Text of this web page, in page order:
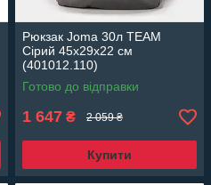
Рюкзак Joma 30л TEAM
Сірий 45х29х22 см
(401012.110)
Готово до відправки
1 647 ₴ 2 059 ₴
Купити